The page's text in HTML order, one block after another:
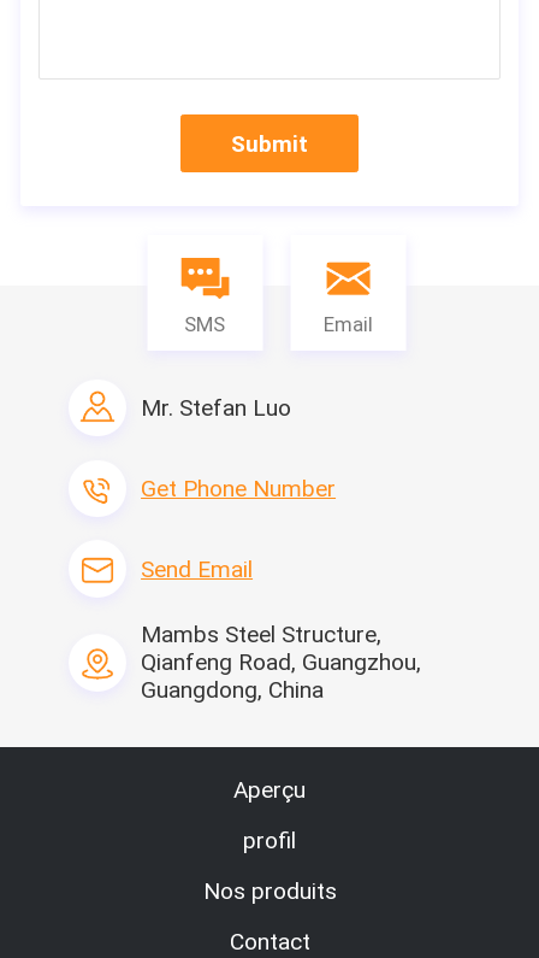
Résistance de tremblement de terre :
Délai de livraison :
Submit
SMS Email
Mr. Stefan Luo
Get Phone Number
Send Email
Mambs Steel Structure,
Qianfeng Road, Guangzhou,
Guangdong, China
Aperçu
profil
Nos produits
Contact